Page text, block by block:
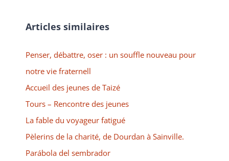
Articles similaires
Penser, débattre, oser : un souffle nouveau pour
notre vie fraternell
Accueil des jeunes de Taizé
Tours – Rencontre des jeunes
La fable du voyageur fatigué
Pèlerins de la charité, de Dourdan à Sainville.
Parábola del sembrador